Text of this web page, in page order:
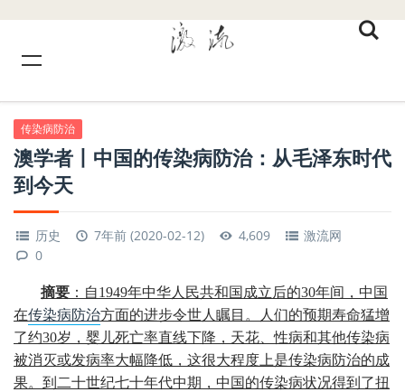
传染病防治
澳学者丨中国的传染病防治：从毛泽东时代
到今天
历史 7年前 (2020-02-12) 4,609
激流网
0
摘要 ： 自1949年中华人民共和国成立后的30年间，中国
在传染病防治方面的进步令世人瞩目。人们的预期寿命猛增
了约30岁，婴儿死亡率直线下降，天花、性病和其他传染病
被消灭或发病率大幅降低，这很大程度上是传染病防治的成
果。到二十世纪七十年代中期，中国的传染病状况得到了扭